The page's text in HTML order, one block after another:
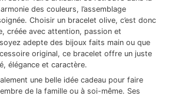
des couleurs, l’assemblage
Choisir un bracelet olive, c’est donc
créée avec attention, passion et
adepte des bijoux faits main ou que
original, ce bracelet offre un juste
élégance et caractère.
une belle idée cadeau pour faire
de la famille ou à soi-même. Ses